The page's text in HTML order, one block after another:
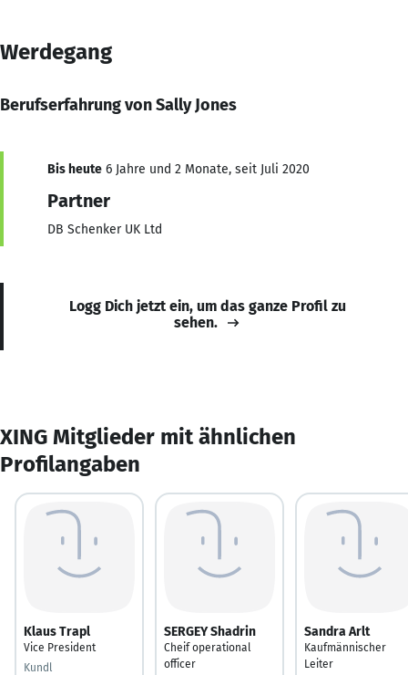
Werdegang
Berufserfahrung von Sally Jones
Bis heute 6 Jahre und 2 Monate, seit Juli 2020
Partner
DB Schenker UK Ltd
Logg Dich jetzt ein, um das ganze Profil zu
sehen.
XING Mitglieder mit ähnlichen
Profilangaben
Klaus Trapl
Vice President
Kundl
SERGEY Shadrin
Cheif operational
officer
Sandra Arlt
Kaufmännischer
Leiter